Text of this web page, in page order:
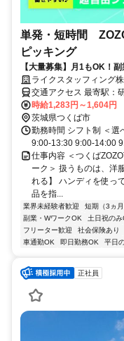
単発・短時間
ピッキング
【大量募集】月1もOK！副業
ライクスタッフィング
交通アクセス 最寄駅：
うしく駅 ＜研究学園駅、つくば駅、万博記念公園駅、ひたち野うし
くより無料送迎バスあり＞ ★車・バイク・自転車通勤もOK ★
車場完備！
時給1,283円～1,604円
茨城県つくば市
勤務時間 シフト制 ＜
9:00-13:30 9:00-14:00
仕事内容 ＜つくば
ーク＞ 扱うものは、洋
れる】 ハンディを使っ
品を指...
業界未経験者歓迎 短期（3ヵ月
副業・WワークOK
土日祝のみ
フリーター歓迎
社会保険あり
車通勤OK
即日勤務OK 平日
正社員